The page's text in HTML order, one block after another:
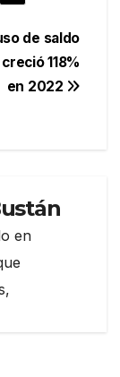
de saldo
118%
en 2022
en